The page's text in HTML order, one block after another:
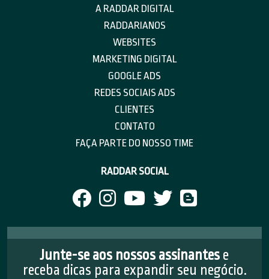
A RADDAR DIGITAL
RADDARIANOS
WEBSITES
MARKETING DIGITAL
GOOGLE ADS
REDES SOCIAIS ADS
CLIENTES
CONTATO
FAÇA PARTE DO NOSSO TIME
RADDAR SOCIAL
Junte-se aos nossos assinantes e
receba dicas para expandir seu negócio.